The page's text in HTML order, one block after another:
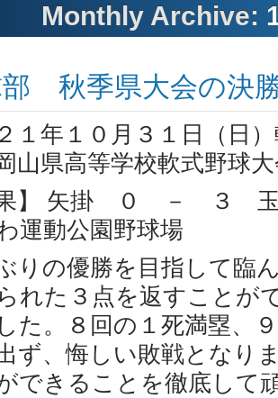
Monthly Archive:
部 秋季県大会の決
１年１０月３１日（日
山県高等学校軟式野球
果】 矢掛 ０ － ３
運動公園野球場
りの優勝を目指して臨
れた３点を返すことが
た。８回の１死満塁、
ず、悔しい敗戦となり
できることを徹底して